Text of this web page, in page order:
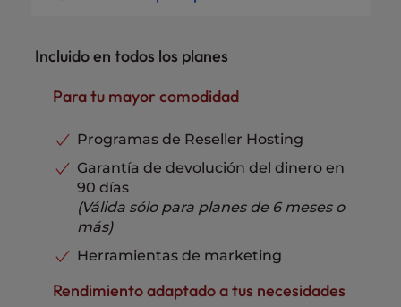
Asistencia telefónica, por chat
y mediante tickets
Límites de espacio en disco
Ancho de banda/Transferencia
Protección de datos
RAID 6
Direcciones IP dedicadas
5
Almacenamiento de seguridad
Certificados SSL
Gratis
Asistencia telefónica, por chat
Incluido en todos los planes
Para tu mayor comodidad
Programas de Reseller Hosting
Garantía de devolución del dinero en
90 días
(Válida sólo para planes de 6 meses o
más)
Herramientas de marketing
Rendimiento adaptado a tus necesidades